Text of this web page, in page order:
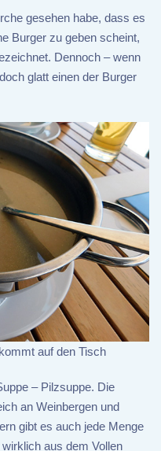
gesehen habe, dass es
Burger zu geben scheint,
Dennoch – wenn
glatt einen der Burger
auf den Tisch
– Pilzsuppe. Die
an Weinbergen und
gibt es auch jede Menge
aus dem Vollen